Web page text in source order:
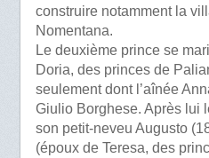
construire notamment la
Nomentana.
Le deuxième prince se
Doria, des princes de
seulement dont l’aînée
Giulio Borghese. Après lui
son petit-neveu Augusto
(époux de Teresa, des